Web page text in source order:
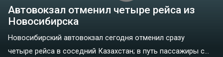
Автовокзал отменил четыре рейса из
Новосибирска
Новосибирский автовокзал сегодня отменил сразу
четыре рейса в соседний Казахстан; в путь пассажиры с...